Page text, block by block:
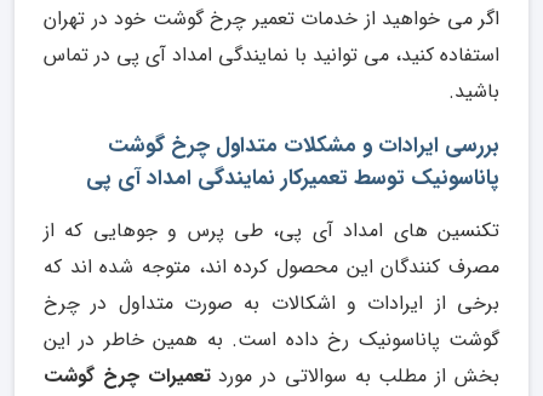
اگر می خواهید از خدمات تعمیر چرخ گوشت خود در تهران
استفاده کنید، می توانید با نمایندگی امداد آی پی در تماس
باشید.
بررسی ایرادات و مشکلات متداول چرخ گوشت
پاناسونیک توسط تعمیرکار نمایندگی امداد آی پی
تکنسین های امداد آی پی، طی پرس و جوهایی که از
مصرف کنندگان این محصول کرده اند، متوجه شده اند که
برخی از ایرادات و اشکالات به صورت متداول در چرخ
گوشت پاناسونیک رخ داده است. به همین خاطر در این
بخش از مطلب به سوالاتی در موردتعمیرات چرخ گوشت